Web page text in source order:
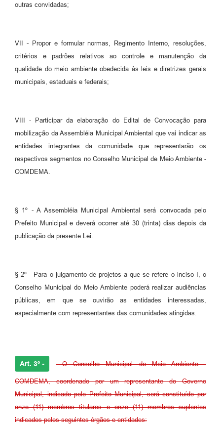
outras convidadas;
VII - Propor e formular normas, Regimento Interno, resoluções,
critérios e padrões relativos ao controle e manutenção da
qualidade do meio ambiente obedecida às leis e diretrizes gerais
municipais, estaduais e federais;
VIII - Participar da elaboração do Edital de Convocação para
mobilização da Assembléia Municipal Ambiental que vai indicar as
entidades integrantes da comunidade que representarão os
respectivos segmentos no Conselho Municipal de Meio Ambiente -
COMDEMA.
§ 1º - A Assembléia Municipal Ambiental será convocada pelo
Prefeito Municipal e deverá ocorrer até 30 (trinta) dias depois da
publicação da presente Lei.
§ 2º - Para o julgamento de projetos a que se refere o inciso I, o
Conselho Municipal do Meio Ambiente poderá realizar audiências
públicas, em que se ouvirão as entidades interessadas,
especialmente com representantes das comunidades atingidas.
Art. 3º - O Conselho Municipal do Meio Ambiente -
COMDEMA, coordenado por um representante do Governo
Municipal, indicado pelo Prefeito Municipal, será constituído por
onze (11) membros titulares e onze (11) membros suplentes
indicados pelos seguintes órgãos e entidades: